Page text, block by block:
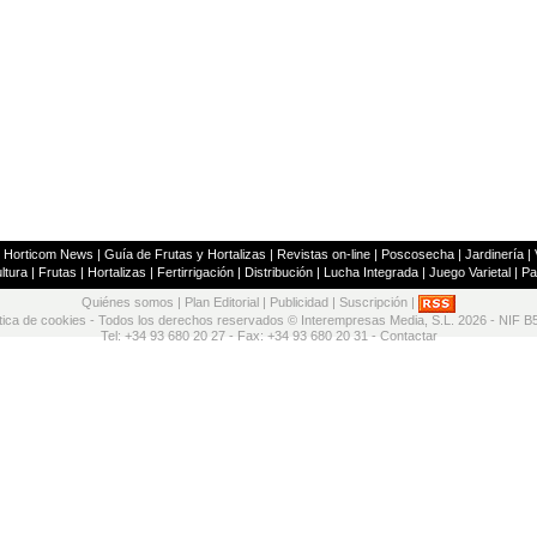
Horticom News | Guía de Frutas y Hortalizas | Revistas on-line| Poscosecha| Jardinería|
| Frutas | Hortalizas | Fertirrigación | Distribución | Lucha Integrada | Juego Varietal |
Quiénes somos Plan Editorial Publicidad Suscripción
de cookies - Todos los derechos reservados © Interempresas Media, S.L. 2026 - NIF
Tel: +34 93 680 20 27 - Fax: +34 93 680 20 31 - Contactar